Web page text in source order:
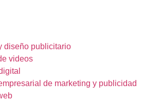
diseño publicitario
videos
de marketing y publicidad